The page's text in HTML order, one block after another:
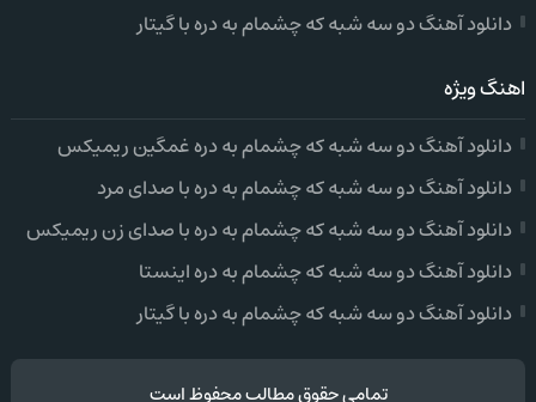
دانلود آهنگ دو سه شبه که چشمام به دره با گیتار
اهنگ ویژه
دانلود آهنگ دو سه شبه که چشمام به دره غمگین ریمیکس
دانلود آهنگ دو سه شبه که چشمام به دره با صدای مرد
دانلود آهنگ دو سه شبه که چشمام به دره با صدای زن ریمیکس
دانلود آهنگ دو سه شبه که چشمام به دره اینستا
دانلود آهنگ دو سه شبه که چشمام به دره با گیتار
تمامی حقوق مطالب محفوظ است